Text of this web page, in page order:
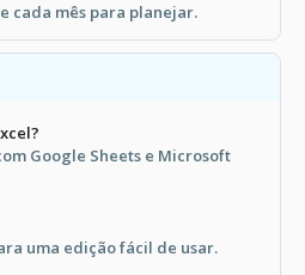
cada mês para planejar.
Google Sheets e Microsoft
uma edição fácil de usar.